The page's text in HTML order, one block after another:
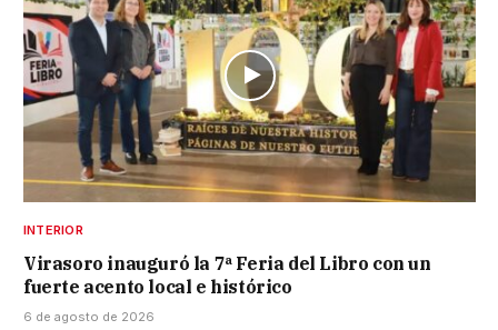
INTERIOR
Virasoro inauguró la 7ª Feria del Libro con un
fuerte acento local e histórico
6 de agosto de 2026